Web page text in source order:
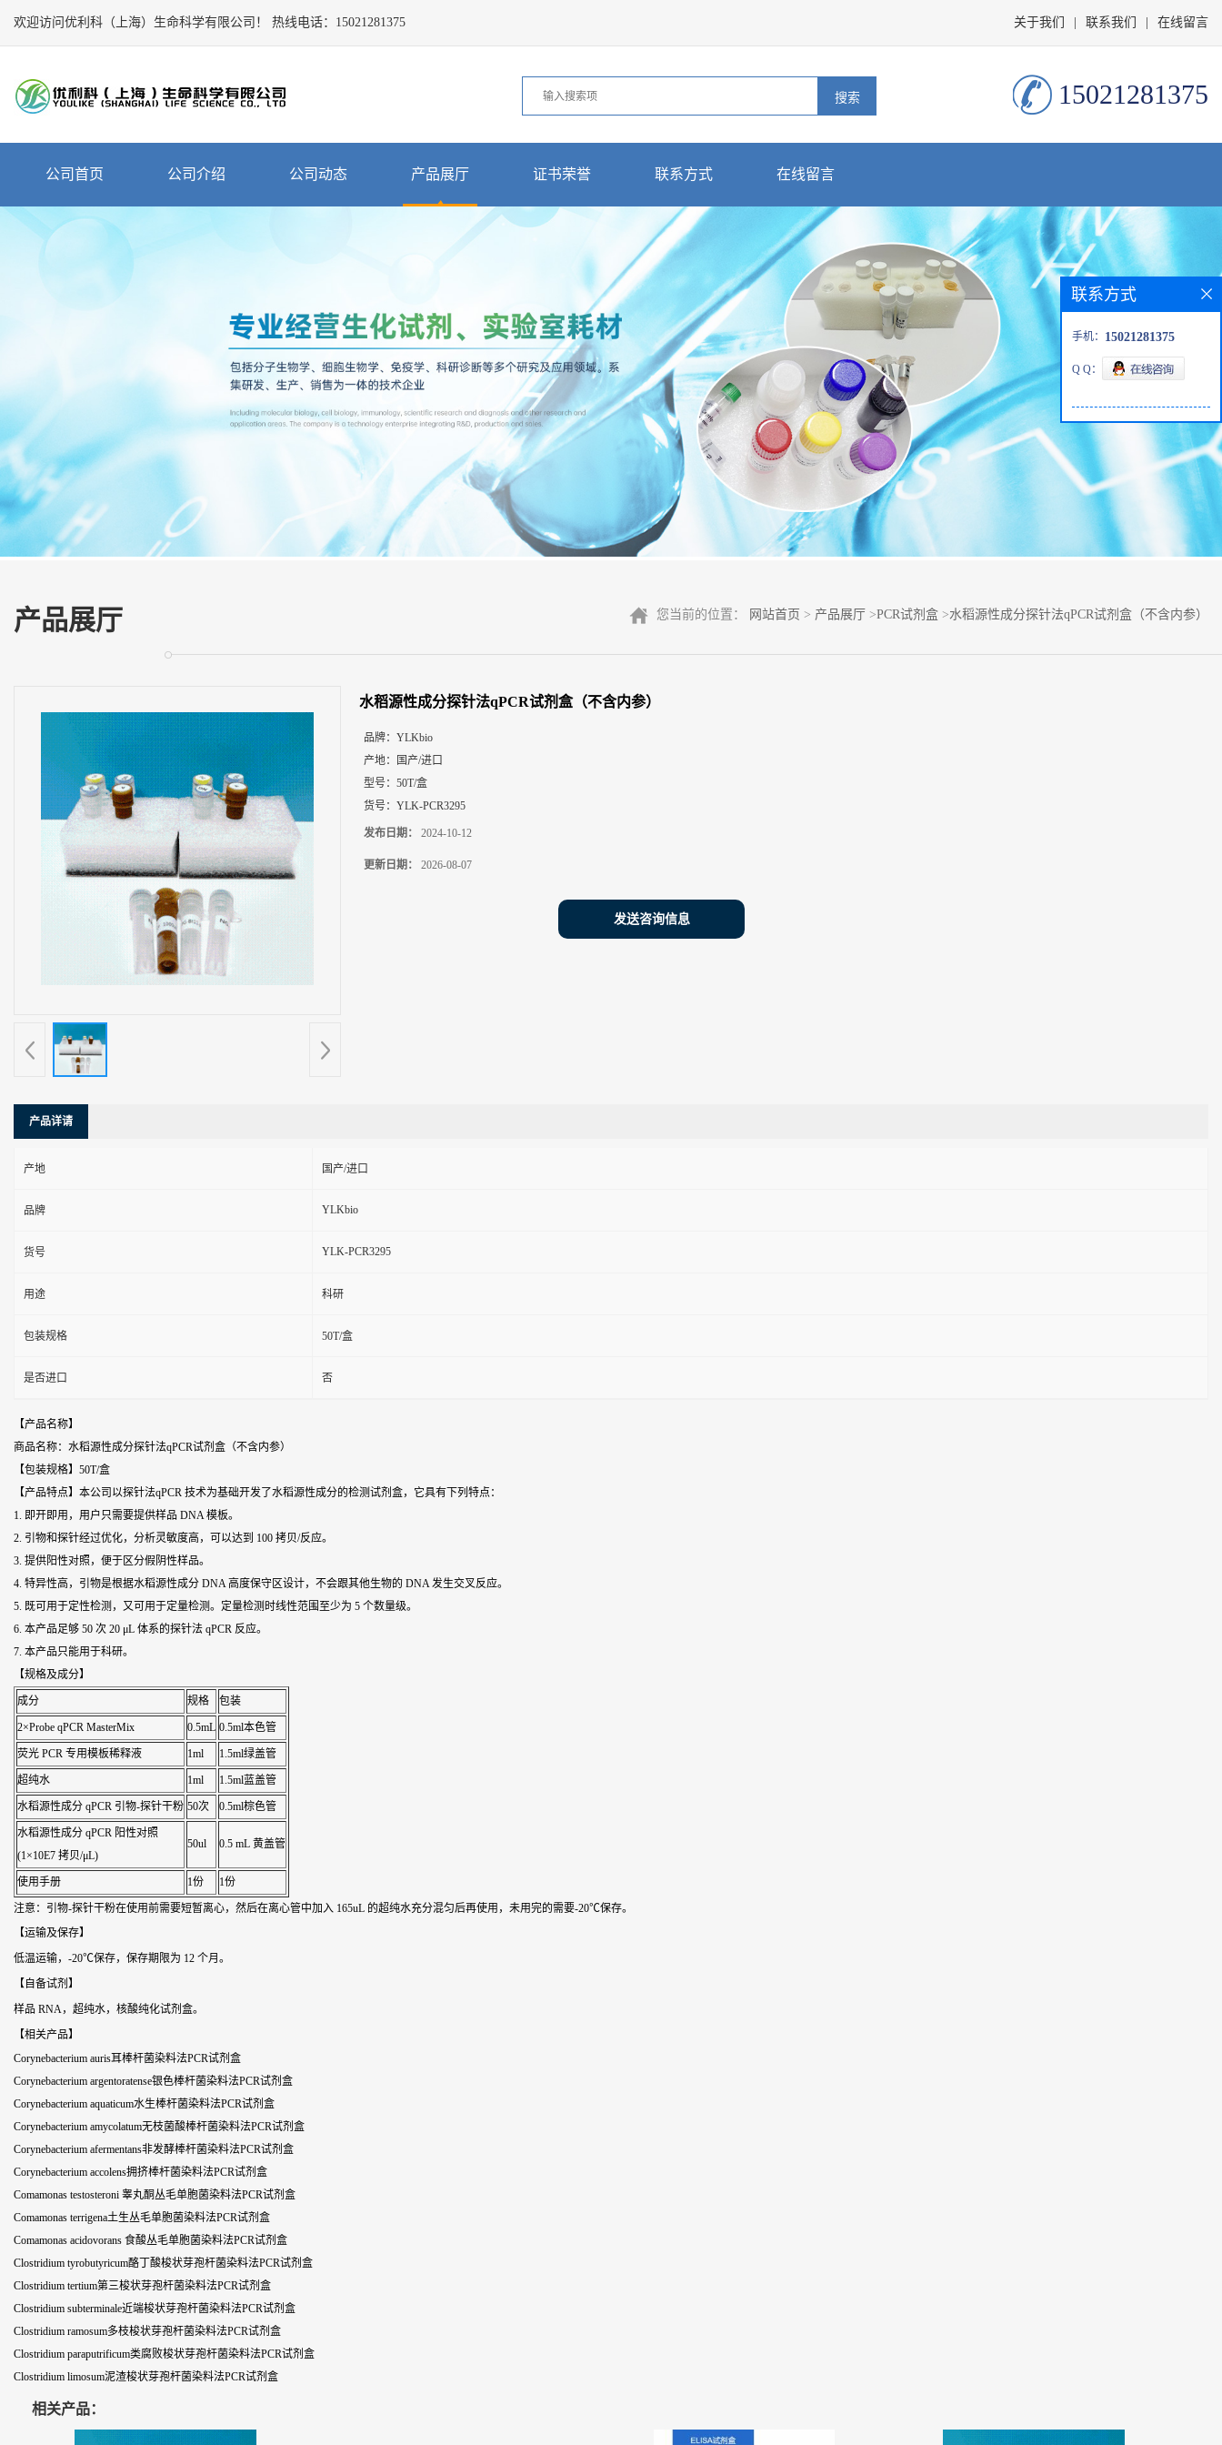
欢迎访问优利科（上海）生命科学有限公司！ 热线电话： 15021281375 关于我们 联系我们 在线留言
15021281375
Close
司
首
介
绍
证
书
荣
誉
方
式
公司首页 公司介绍 公司动态 产品展厅 证书荣誉 联系方式 在线留言
产品展厅 您当前的位置： 网站首页 > 产品展厅 >PCR试剂盒 >水稻源性成分探针法qPCR试剂盒（不含内参）
水稻源性成分探针法qPCR试剂盒（不含内参）
品牌： YLKbio
产地：
国产/进口
型号： 50T/盒
货号： YLK-PCR3295
发布日期： 2024-10-12
更新日期： 2026-08-07
发送咨询信息
产品详请
产地 国产/进口
品牌 YLKbio
货号 YLK-PCR3295
用途 科研
包装规格 50T/盒
是否进口 否
【产品名称】
商品名称：水稻源性成分探针法qPCR试剂盒（不含内参）
【包装规格】50T/盒
【产品特点】本公司以探针法qPCR 技术为基础开发了水稻源性成分的检测试剂盒，它具有下列特点：
1. 即开即用，用户只需要提供样品 DNA 模板。
2. 引物和探针经过优化，分析灵敏度高，可以达到 100 拷贝/反应。
3. 提供阳性对照，便于区分假阴性样品。
4. 特异性高，引物是根据水稻源性成分 DNA 高度保守区设计，不会跟其他生物的 DNA 发生交叉反应。
5. 既可用于定性检测，又可用于定量检测。定量检测时线性范围至少为 5 个数量级。
6. 本产品足够 50 次 20 μL 体系的探针法 qPCR 反应。
7. 本产品只能用于科研。
【规格及成分】
成分 规格 包装
2×Probe qPCR MasterMix 0.5mL 0.5ml本色管
荧光 PCR 专用模板稀释液 1ml 1.5ml绿盖管
超纯水 1ml 1.5ml蓝盖管
水稻源性成分 qPCR 引物-探针干粉 50次 0.5ml棕色管
水稻源性成分 qPCR 阳性对照
(1×10E7 拷贝/μL)
50ul 0.5 mL 黄盖管
使用手册 1份 1份
注意：引物-探针干粉在使用前需要短暂离心，然后在离心管中加入 165uL 的超纯水充分混匀后再使用，未用完的需要-20℃保存。
【运输及保存】
低温运输，-20℃保存，保存期限为 12 个月。
【自备试剂】
样品 RNA，超纯水，核酸纯化试剂盒。
【相关产品】
Corynebacterium auris耳棒杆菌染料法PCR试剂盒
Corynebacterium argentoratense银色棒杆菌染料法PCR试剂盒
Corynebacterium aquaticum水生棒杆菌染料法PCR试剂盒
Corynebacterium amycolatum无枝菌酸棒杆菌染料法PCR试剂盒
Corynebacterium afermentans非发酵棒杆菌染料法PCR试剂盒
Corynebacterium accolens拥挤棒杆菌染料法PCR试剂盒
Comamonas testosteroni 睾丸酮丛毛单胞菌染料法PCR试剂盒
Comamonas terrigena土生丛毛单胞菌染料法PCR试剂盒
Comamonas acidovorans 食酸丛毛单胞菌染料法PCR试剂盒
Clostridium tyrobutyricum酪丁酸梭状芽孢杆菌染料法PCR试剂盒
Clostridium tertium第三梭状芽孢杆菌染料法PCR试剂盒
Clostridium subterminale近端梭状芽孢杆菌染料法PCR试剂盒
Clostridium ramosum多枝梭状芽孢杆菌染料法PCR试剂盒
Clostridium paraputrificum类腐败梭状芽孢杆菌染料法PCR试剂盒
Clostridium limosum泥渣梭状芽孢杆菌染料法PCR试剂盒
相关产品：
联系方式
手机： 15021281375
Q Q：